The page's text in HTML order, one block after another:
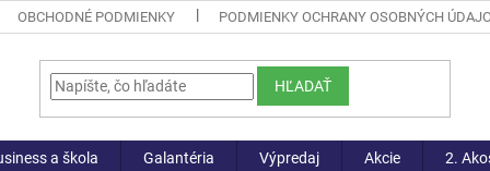
OBCHODNÉ PODMIENKY PODMIENKY OCHRANY OSOBNÝCH
HĽADAŤ
a škola Galantéria Výpredaj Akcie 2.